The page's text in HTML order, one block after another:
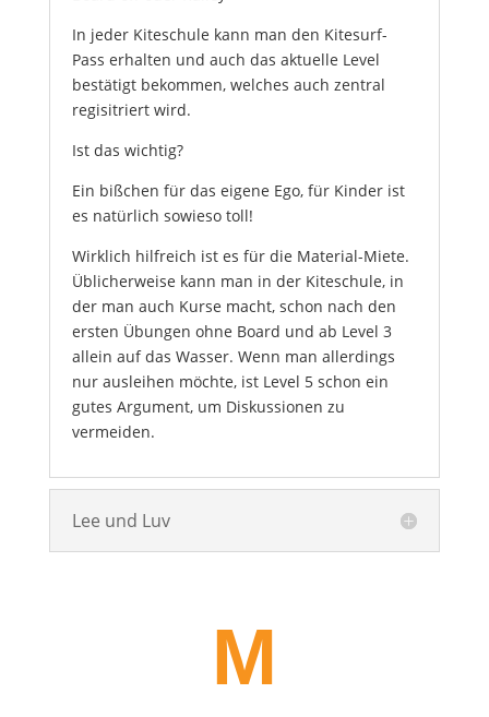
In jeder Kiteschule kann man den Kitesurf-
Pass erhalten und auch das aktuelle Level
bestätigt bekommen, welches auch zentral
regisitriert wird.
Ist das wichtig?
Ein bißchen für das eigene Ego, für Kinder ist
es natürlich sowieso toll!
Wirklich hilfreich ist es für die Material-Miete.
Üblicherweise kann man in der Kiteschule, in
der man auch Kurse macht, schon nach den
ersten Übungen ohne Board und ab Level 3
allein auf das Wasser. Wenn man allerdings
nur ausleihen möchte, ist Level 5 schon ein
gutes Argument, um Diskussionen zu
vermeiden.
Lee und Luv
M